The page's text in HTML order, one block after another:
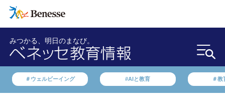
みつかる、明日のまなび。
＃ウェルビーイング #AIと教育 ＃教